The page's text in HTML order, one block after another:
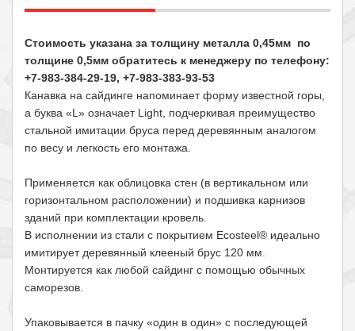
Стоимость указана за толщину металла 0,45мм по
толщине 0,5мм обратитесь к менеджеру по телефону:
+7-983-384-29-19, +7-983-383-93-53
Канавка на сайдинге напоминает форму известной горы,
а буква «L» означает Light, подчеркивая преимущество
стальной имитации бруса перед деревянным аналогом
по весу и легкость его монтажа.
Применяется как облицовка стен (в вертикальном или
горизонтальном расположении) и подшивка карнизов
зданий при комплектации кровель.
В исполнении из стали с покрытием Ecosteel® идеально
имитирует деревянный клееный брус 120 мм.
Монтируется как любой сайдинг с помощью обычных
саморезов.
Упаковывается в пачку «один в один» с последующей